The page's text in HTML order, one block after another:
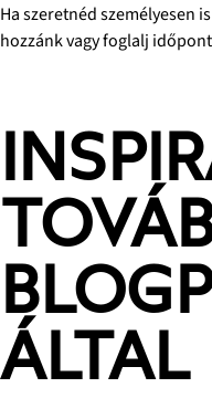
Ha szeretnéd személyesen
hozzánk vagy foglalj
ÁLTAL